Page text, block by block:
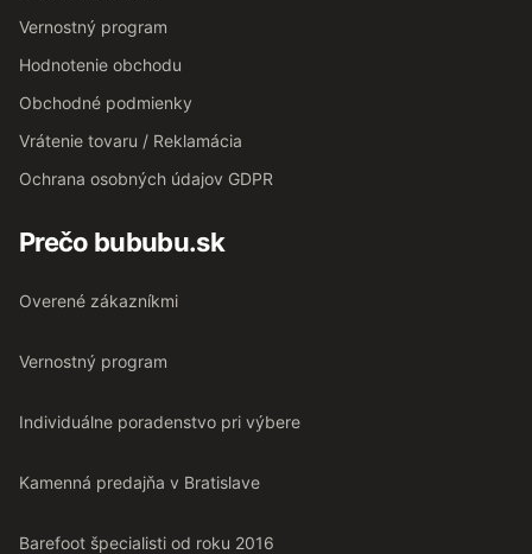
Vernostný program
Hodnotenie obchodu
Obchodné podmienky
Vrátenie tovaru / Reklamácia
Ochrana osobných údajov GDPR
Prečo bububu.sk
Overené zákazníkmi
Vernostný program
Individuálne poradenstvo pri výbere
Kamenná predajňa v Bratislave
Barefoot špecialisti od roku 2016